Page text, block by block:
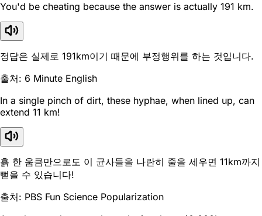
You'd be cheating because the answer is actually 191 km.
정답은 실제로 191km이기 때문에 부정행위를 하는 것입니다.
출처: 6 Minute English
In a single pinch of dirt, these hyphae, when lined up, can
extend 11 km!
흙 한 움큼만으로도 이 균사들을 나란히 줄을 세우면 11km까지
뻗을 수 있습니다!
출처: PBS Fun Science Popularization